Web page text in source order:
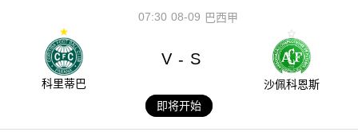
08-09
07:30 巴西甲
科里蒂巴
V - S
沙佩科恩斯
即将开始